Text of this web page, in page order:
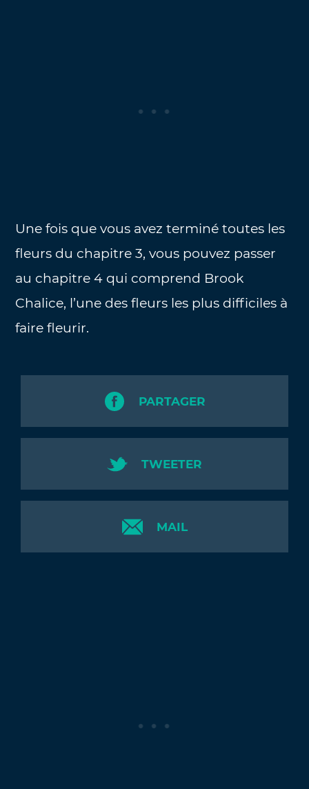
Une fois que vous avez terminé toutes les
fleurs du chapitre 3, vous pouvez passer
au chapitre 4 qui comprend Brook
Chalice, l’une des fleurs les plus difficiles à
faire fleurir.
PARTAGER
TWEETER
MAIL